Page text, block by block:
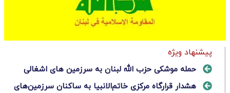
پیشنهاد ویژه
حمله موشکی حزب الله لبنان به سرزمین های اشغالی
هشدار قرارگاه مرکزی خاتم‌الانبیا به ساکنان سرزمین‌های